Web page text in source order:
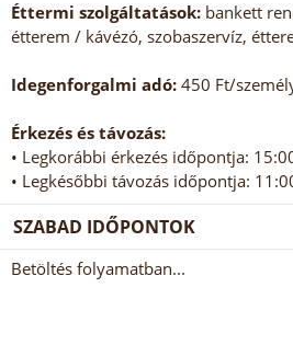
Éttermi szolgáltatások: bankett
étterem / kávézó, szobaszervíz,
Idegenforgalmi adó: 450 Ft/
Érkezés és távozás:
• Legkorábbi érkezés időpontja:
• Legkésőbbi távozás időpontja:
SZABAD IDŐPONTOK
Betöltés folyamatban...